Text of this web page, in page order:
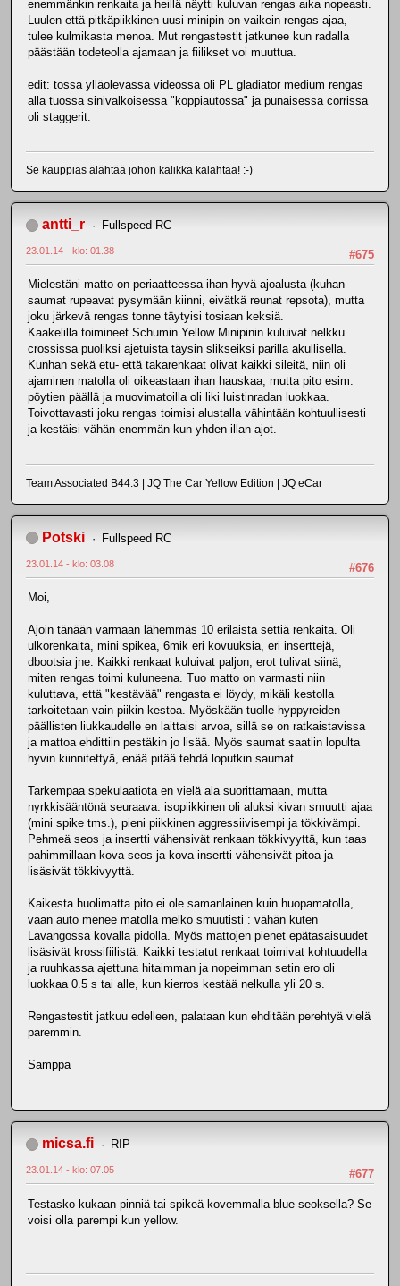
enemmänkin renkaita ja heillä näytti kuluvan rengas aika nopeasti.
Luulen että pitkäpiikkinen uusi minipin on vaikein rengas ajaa,
tulee kulmikasta menoa. Mut rengastestit jatkunee kun radalla
päästään todeteolla ajamaan ja fiilikset voi muuttua.
edit: tossa ylläolevassa videossa oli PL gladiator medium rengas
alla tuossa sinivalkoisessa "koppiautossa" ja punaisessa corrissa
oli staggerit.
Se kauppias älähtää johon kalikka kalahtaa! :-)
antti_r Fullspeed RC
#675
23.01.14 - klo: 01.38
Mielestäni matto on periaatteessa ihan hyvä ajoalusta (kuhan
saumat rupeavat pysymään kiinni, eivätkä reunat repsota), mutta
joku järkevä rengas tonne täytyisi tosiaan keksiä.
Kaakelilla toimineet Schumin Yellow Minipinin kuluivat nelkku
crossissa puoliksi ajetuista täysin slikseiksi parilla akullisella.
Kunhan sekä etu- että takarenkaat olivat kaikki sileitä, niin oli
ajaminen matolla oli oikeastaan ihan hauskaa, mutta pito esim.
pöytien päällä ja muovimatoilla oli liki luistinradan luokkaa.
Toivottavasti joku rengas toimisi alustalla vähintään kohtuullisesti
ja kestäisi vähän enemmän kun yhden illan ajot.
Team Associated B44.3 | JQ The Car Yellow Edition | JQ eCar
Potski Fullspeed RC
#676
23.01.14 - klo: 03.08
Moi,
Ajoin tänään varmaan lähemmäs 10 erilaista settiä renkaita. Oli
ulkorenkaita, mini spikea, 6mik eri kovuuksia, eri inserttejä,
dbootsia jne. Kaikki renkaat kuluivat paljon, erot tulivat siinä,
miten rengas toimi kuluneena. Tuo matto on varmasti niin
kuluttava, että "kestävää" rengasta ei löydy, mikäli kestolla
tarkoitetaan vain piikin kestoa. Myöskään tuolle hyppyreiden
päällisten liukkaudelle en laittaisi arvoa, sillä se on ratkaistavissa
ja mattoa ehdittiin pestäkin jo lisää. Myös saumat saatiin lopulta
hyvin kiinnitettyä, enää pitää tehdä loputkin saumat.
Tarkempaa spekulaatiota en vielä ala suorittamaan, mutta
nyrkkisääntönä seuraava: isopiikkinen oli aluksi kivan smuutti ajaa
(mini spike tms.), pieni piikkinen aggressiivisempi ja tökkivämpi.
Pehmeä seos ja insertti vähensivät renkaan tökkivyyttä, kun taas
pahimmillaan kova seos ja kova insertti vähensivät pitoa ja
lisäsivät tökkivyyttä.
Kaikesta huolimatta pito ei ole samanlainen kuin huopamatolla,
vaan auto menee matolla melko smuutisti : vähän kuten
Lavangossa kovalla pidolla. Myös mattojen pienet epätasaisuudet
lisäsivät krossifiilistä. Kaikki testatut renkaat toimivat kohtuudella
ja ruuhkassa ajettuna hitaimman ja nopeimman setin ero oli
luokkaa 0.5 s tai alle, kun kierros kestää nelkulla yli 20 s.
Rengastestit jatkuu edelleen, palataan kun ehditään perehtyä vielä
paremmin.
Samppa
micsa.fi RIP
#677
23.01.14 - klo: 07.05
Testasko kukaan pinniä tai spikeä kovemmalla blue-seoksella? Se
voisi olla parempi kun yellow.